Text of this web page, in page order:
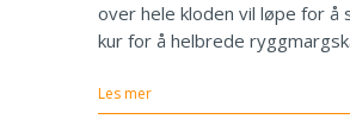
over hele kloden vil løpe for å
kur for å helbrede
Les mer